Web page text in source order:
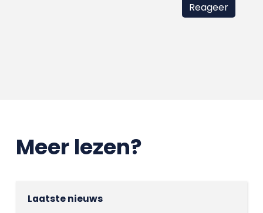
Meer lezen?
Laatste nieuws